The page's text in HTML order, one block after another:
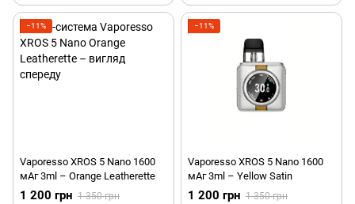
−11%
Vaporesso XROS 5 Nano 1600
мАг 3ml – Orange Leatherette
1 200 грн 1 350 грн
−11%
Vaporesso XROS 5 Nano 1600
мАг 3ml – Yellow Satin
1 200 грн 1 350 грн